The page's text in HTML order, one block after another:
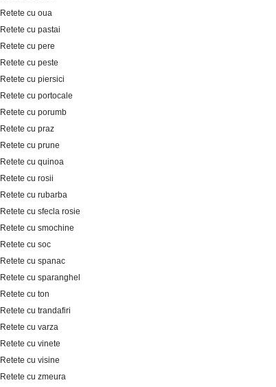
Retete cu oua
Retete cu pastai
Retete cu pere
Retete cu peste
Retete cu piersici
Retete cu portocale
Retete cu porumb
Retete cu praz
Retete cu prune
Retete cu quinoa
Retete cu rosii
Retete cu rubarba
Retete cu sfecla rosie
Retete cu smochine
Retete cu soc
Retete cu spanac
Retete cu sparanghel
Retete cu ton
Retete cu trandafiri
Retete cu varza
Retete cu vinete
Retete cu visine
Retete cu zmeura